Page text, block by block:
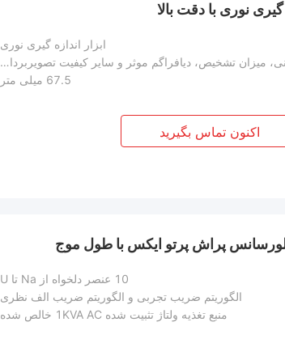
گیری نوری با دقت بالا
ابزار اندازه گیری نوری
اندازه گیری فاصله کانونی، میزان تشخیص، دیافراگم موثر و سایر کیفیت تصویربرداری لنز و لنز ترکیبی
67.5 میلی متر
اکنون تماس بگیرید
پراش پرتو ایکس با طول موج
10 عنصر دلخواه از Na تا U
الگوریتم ضریب تجربی و الگوریتم ضریب الف نظری
منبع تغذیه ولتاژ تثبیت شده 1KVA AC خالص شده